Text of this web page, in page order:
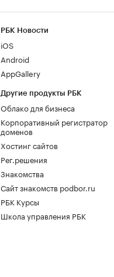
РБК Новости
iOS
Android
AppGallery
Другие продукты РБК
Облако для бизнеса
Корпоративный регистратор
доменов
Хостинг сайтов
Рег.решения
Знакомства
Сайт знакомств podbor.ru
РБК Курсы
Школа управления РБК